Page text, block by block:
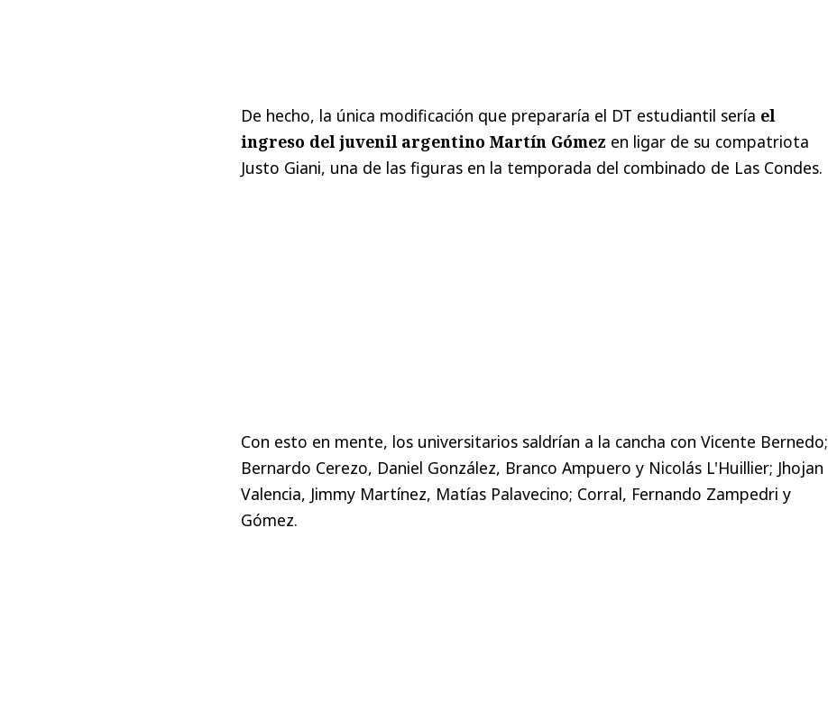
De hecho, la única modificación que prepararía el DT estudiantil sería el
ingreso del juvenil argentino Martín Gómez en ligar de su compatriota
Justo Giani, una de las figuras en la temporada del combinado de Las Condes.
Con esto en mente, los universitarios saldrían a la cancha con Vicente Bernedo;
Bernardo Cerezo, Daniel González, Branco Ampuero y Nicolás L'Huillier; Jhojan
Valencia, Jimmy Martínez, Matías Palavecino; Corral, Fernando Zampedri y
Gómez.